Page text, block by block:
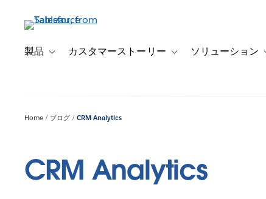
製品 Toggle sub-navigation for 製品
カスタマーストーリー Toggle sub-navigation for
ソリューション
Home ブログ CRM Analytics
CRM Analytics